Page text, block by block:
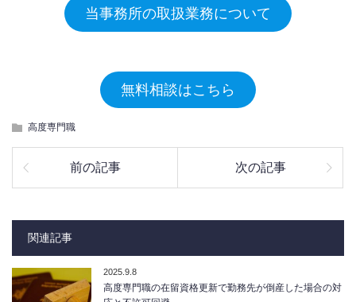
当事務所の取扱業務について
無料相談はこちら
高度専門職
前の記事 次の記事
関連記事
2025.9.8
高度専門職の在留資格更新で勤務先が倒産した場合の対